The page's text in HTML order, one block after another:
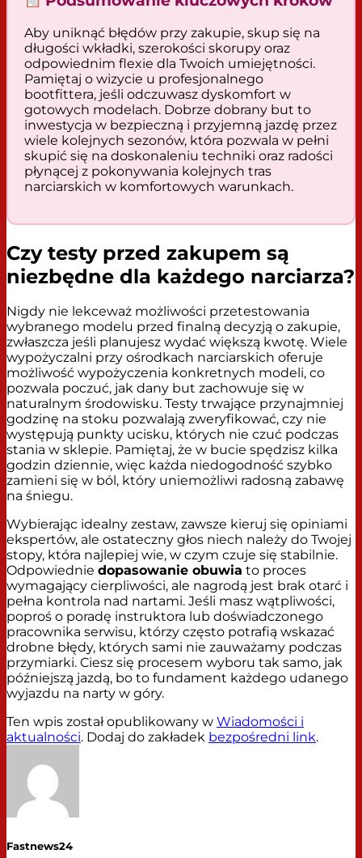
Aby uniknąć błędów przy zakupie, skup się na
długości wkładki, szerokości skorupy oraz
odpowiednim flexie dla Twoich umiejętności.
Pamiętaj o wizycie u profesjonalnego
bootfittera, jeśli odczuwasz dyskomfort w
gotowych modelach. Dobrze dobrany but to
inwestycja w bezpieczną i przyjemną jazdę przez
wiele kolejnych sezonów, która pozwala w pełni
skupić się na doskonaleniu techniki oraz radości
płynącej z pokonywania kolejnych tras
narciarskich w komfortowych warunkach.
Czy testy przed zakupem są
niezbędne dla każdego narciarza?
Nigdy nie lekceważ możliwości przetestowania
wybranego modelu przed finalną decyzją o zakupie,
zwłaszcza jeśli planujesz wydać większą kwotę. Wiele
wypożyczalni przy ośrodkach narciarskich oferuje
możliwość wypożyczenia konkretnych modeli, co
pozwala poczuć, jak dany but zachowuje się w
naturalnym środowisku. Testy trwające przynajmniej
godzinę na stoku pozwalają zweryfikować, czy nie
występują punkty ucisku, których nie czuć podczas
stania w sklepie. Pamiętaj, że w bucie spędzisz kilka
godzin dziennie, więc każda niedogodność szybko
zamieni się w ból, który uniemożliwi radosną zabawę
na śniegu.
Wybierając idealny zestaw, zawsze kieruj się opiniami
ekspertów, ale ostateczny głos niech należy do Twojej
stopy, która najlepiej wie, w czym czuje się stabilnie.
Odpowiednie dopasowanie obuwia to proces
wymagający cierpliwości, ale nagrodą jest brak otarć i
pełna kontrola nad nartami. Jeśli masz wątpliwości,
poproś o poradę instruktora lub doświadczonego
pracownika serwisu, którzy często potrafią wskazać
drobne błędy, których sami nie zauważamy podczas
przymiarki. Ciesz się procesem wyboru tak samo, jak
późniejszą jazdą, bo to fundament każdego udanego
wyjazdu na narty w góry.
Ten wpis został opublikowany w Wiadomości i
aktualności. Dodaj do zakładek bezpośredni link.
Fastnews24